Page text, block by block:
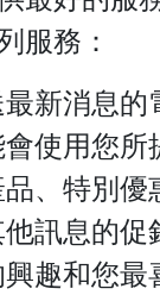
服務：
新消息
使用您
、特別
訊息的促
趣和您最